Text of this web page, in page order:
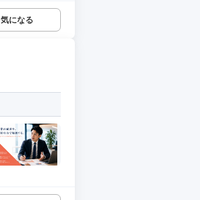
気になる